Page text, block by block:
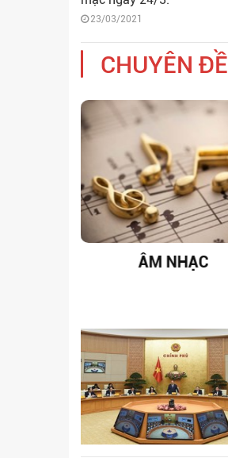
23/03/2021
CHUYÊN ĐỀ
KINH TẾ